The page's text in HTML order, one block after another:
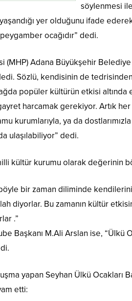
söylenmesi
yaşandığı yer olduğunu ifade
ocağıdır” dedi.
(MHP) Adana Büyükşehir
Sözlü, kendisinin de
popüler kültürün etkisi
harcamak gerekiyor. Artık
kurumlarıyla, ya da
ulaşılabiliyor” dedi.
kültür kurumu olarak değerinin
bir zaman diliminde
diyorlar. Bu zamanın kültür
.”
Başkanı M.Ali Arslan ise,
yapan Seyhan Ülkü Ocakları
etti: